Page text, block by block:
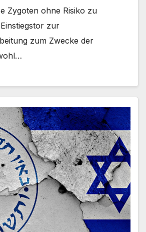
Zygoten ohne Risiko zu
zur
zum Zwecke der